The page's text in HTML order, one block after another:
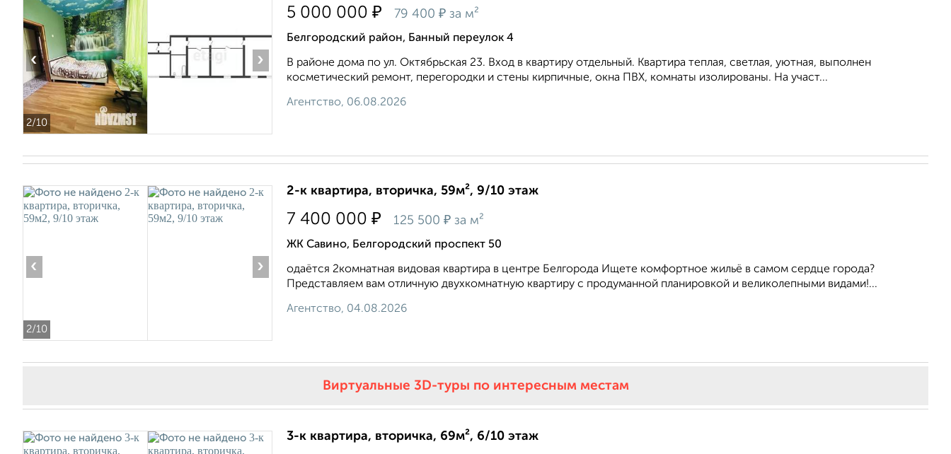
2/10
‹ ›
5 000 000 ₽ 79 400 ₽ за м²
Белгородский район, Банный переулок 4
В районе дома по ул. Октябрьская 23. Вход в квартиру отдельный. Квартира теплая, светлая, уютная, выполнен
косметический ремонт, перегородки и стены кирпичные, окна ПВХ, комнаты изолированы. На участ...
Агентство, 06.08.2026
2/10
‹ ›
2-к квартира, вторичка, 59м², 9/10 этаж
7 400 000 ₽ 125 500 ₽ за м²
ЖК Савино, Белгородский проспект 50
одаётся 2комнатная видовая квартира в центре Белгорода Ищете комфортное жильё в самом сердце города?
Представляем вам отличную двухкомнатную квартиру с продуманной планировкой и великолепными видами!...
Агентство, 04.08.2026
Виртуальные 3D-туры по интересным местам
3-к квартира, вторичка, 69м², 6/10 этаж